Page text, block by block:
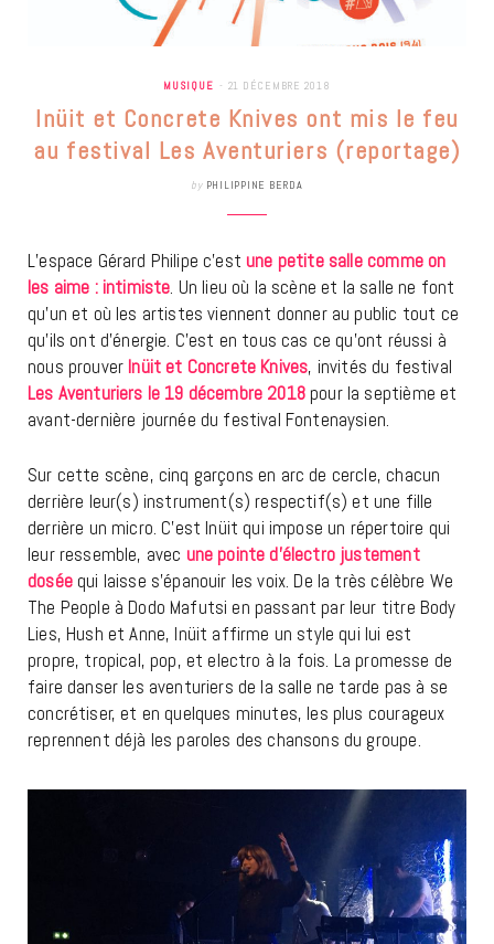
MUSIQUE 21 DÉCEMBRE 2018
Inüit et Concrete Knives ont mis le feu
au festival Les Aventuriers (reportage)
by PHILIPPINE BERDA
L’espace Gérard Philipe c’est une petite salle comme on
les aime : intimiste. Un lieu où la scène et la salle ne font
qu’un et où les artistes viennent donner au public tout ce
qu’ils ont d’énergie. C’est en tous cas ce qu’ont réussi à
nous prouver Inüit et Concrete Knives, invités du festival
Les Aventuriers le 19 décembre 2018pour la septième et
avant-dernière journée du festival Fontenaysien.
Sur cette scène, cinq garçons en arc de cercle, chacun
derrière leur(s) instrument(s) respectif(s) et une fille
derrière un micro. C’est Inüit qui impose un répertoire qui
leur ressemble, avec une pointe d’électro justement
doséequi laisse s’épanouir les voix. De la très célèbre We
The People à Dodo Mafutsi en passant par leur titre Body
Lies, Hush et Anne, Inüit affirme un style qui lui est
propre, tropical, pop, et electro à la fois. La promesse de
faire danser les aventuriers de la salle ne tarde pas à se
concrétiser, et en quelques minutes, les plus courageux
reprennent déjà les paroles des chansons du groupe.